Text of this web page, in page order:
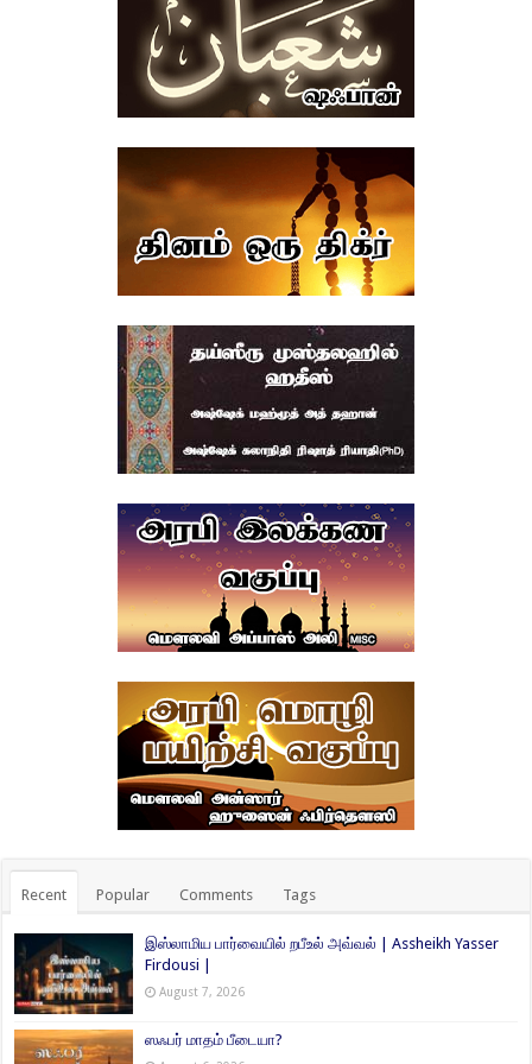
Recent Popular Comments Tags
இஸ்லாமிய பார்வையில் றபீஉல் அவ்வல் | Assheikh Yasser
Firdousi |
August 7, 2026
ஸஃபர் மாதம் பீடையா?